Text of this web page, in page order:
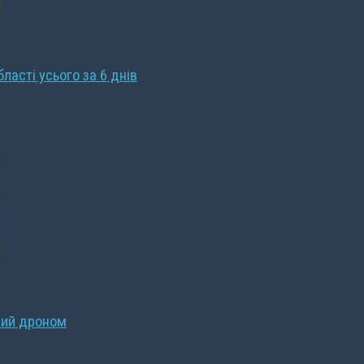
усього за 6 днів
дроном